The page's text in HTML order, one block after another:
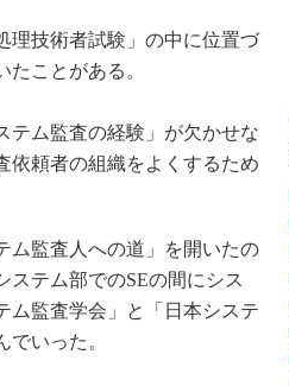
技術者試験」の中に位置づ
ことがある。
ム監査の経験」が欠かせな
依頼者の組織をよくするため
監査人への道」を開いたの
ステム部でのSEの間にシス
ム監査学会」と「日本システ
いった。